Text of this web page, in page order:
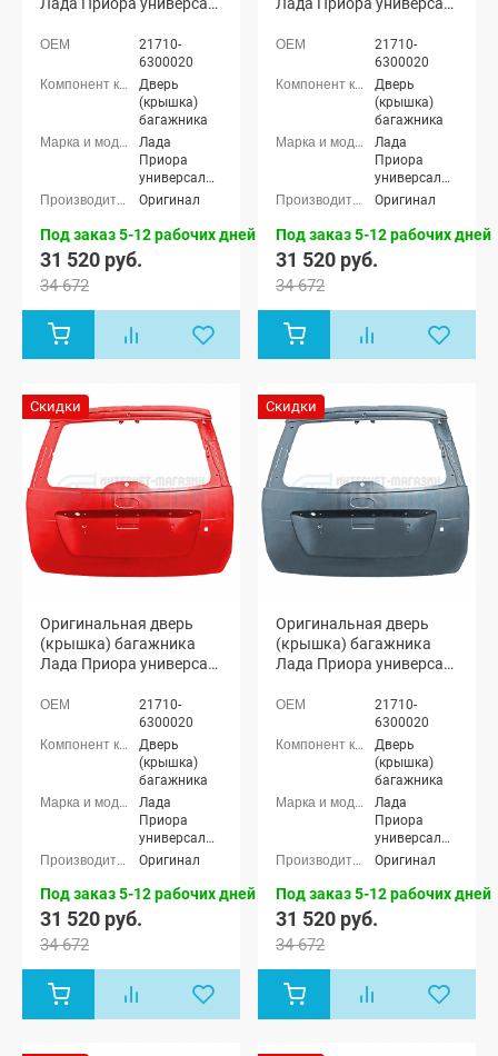
21710-
6300020
Дверь
(крышка)
багажника
Лада
Приора
универсал
(ВАЗ 2171)
Оригинал
Под заказ 5-12 рабочих дней
31 520 руб.
34 672
21710-
6300020
Дверь
(крышка)
багажника
Лада
Приора
универсал
(ВАЗ 2171)
Оригинал
Под заказ 5-12 рабочих дней
31 520 руб.
34 672
Скидки
Оригинальная дверь
(крышка) багажника
Лада Приора универсал
мак 190)
21710-
6300020
Дверь
(крышка)
багажника
Лада
Приора
универсал
(ВАЗ 2171)
Оригинал
Под заказ 5-12 рабочих дней
31 520 руб.
34 672
Скидки
Оригинальная дверь
(крышка) багажника
Лада Приора универсал
21710-
6300020
Дверь
(крышка)
багажника
Лада
Приора
универсал
(ВАЗ 2171)
Оригинал
Под заказ 5-12 рабочих дней
31 520 руб.
34 672